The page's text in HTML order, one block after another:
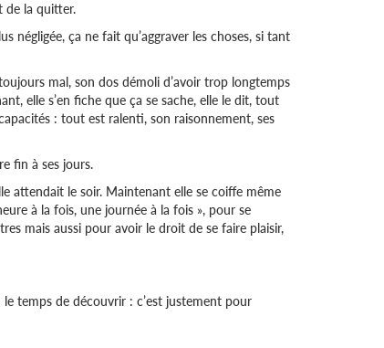
de la quitter.
négligée, ça ne fait qu’aggraver les choses, si tant
mal, son dos démoli d’avoir trop longtemps
elle s’en fiche que ça se sache, elle le dit, tout
: tout est ralenti, son raisonnement, ses
fin à ses jours.
attendait le soir. Maintenant elle se coiffe même
à la fois, une journée à la fois », pour se
mais aussi pour avoir le droit de se faire plaisir,
temps de découvrir : c’est justement pour